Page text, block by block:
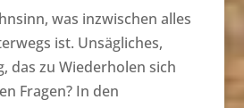
was inzwischen alles
ist. Unsägliches,
das zu Wiederholen sich
Fragen? In den